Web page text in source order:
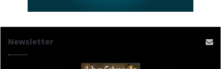
Newsletter